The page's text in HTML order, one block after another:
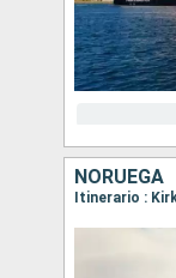
NORUEGA